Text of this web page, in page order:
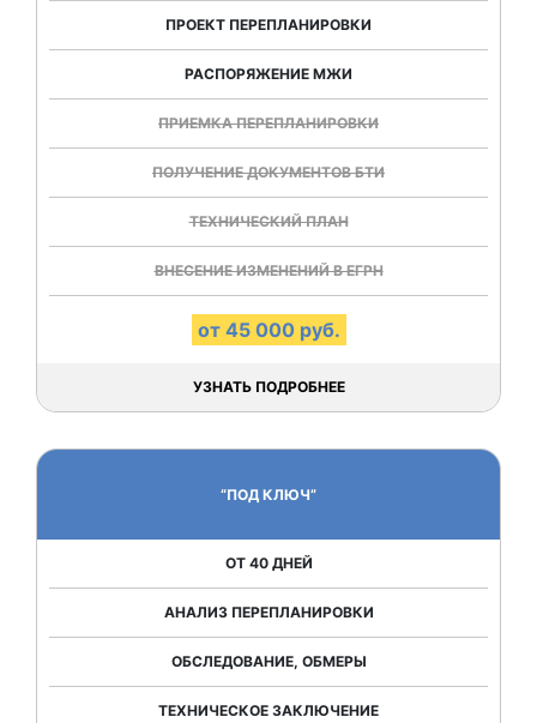
ПРОЕКТ ПЕРЕПЛАНИРОВКИ
РАСПОРЯЖЕНИЕ МЖИ
ПРИЕМКА ПЕРЕПЛАНИРОВКИ
ПОЛУЧЕНИЕ ДОКУМЕНТОВ БТИ
ТЕХНИЧЕСКИЙ ПЛАН
ВНЕСЕНИЕ ИЗМЕНЕНИЙ В ЕГРН
от 45 000 руб.
УЗНАТЬ ПОДРОБНЕЕ
“ПОД КЛЮЧ”
ОТ 40 ДНЕЙ
АНАЛИЗ ПЕРЕПЛАНИРОВКИ
ОБСЛЕДОВАНИЕ, ОБМЕРЫ
ТЕХНИЧЕСКОЕ ЗАКЛЮЧЕНИЕ